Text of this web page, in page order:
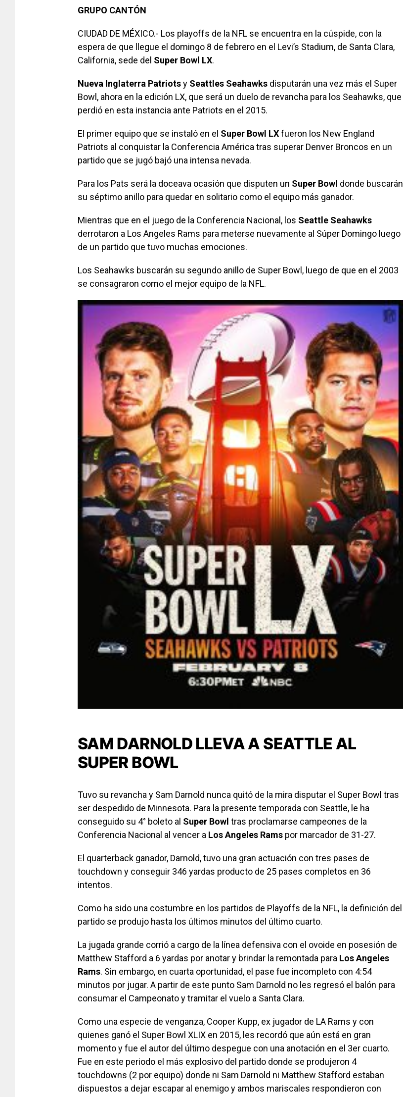
GRUPO CANTÓN
CIUDAD DE MÉXICO.- Los playoffs de la NFL se encuentra en la cúspide, con la
espera de que llegue el domingo 8 de febrero en el Levi’s Stadium, de Santa Clara,
California, sede del Super Bowl LX.
Nueva Inglaterra Patriotsy Seattles Seahawks disputarán una vez más el Super
Bowl, ahora en la edición LX, que será un duelo de revancha para los Seahawks, que
perdió en esta instancia ante Patriots en el 2015.
El primer equipo que se instaló en el Super Bowl LXfueron los New England
Patriots al conquistar la Conferencia América tras superar Denver Broncos en un
partido que se jugó bajó una intensa nevada.
Para los Pats será la doceava ocasión que disputen un Super Bowl donde buscarán
su séptimo anillo para quedar en solitario como el equipo más ganador.
Mientras que en el juego de la Conferencia Nacional, los Seattle Seahawks
derrotaron a Los Angeles Rams para meterse nuevamente al Súper Domingo luego
de un partido que tuvo muchas emociones.
Los Seahawks buscarán su segundo anillo de Super Bowl, luego de que en el 2003
se consagraron como el mejor equipo de la NFL.
SAM DARNOLD LLEVA A SEATTLE AL
SUPER BOWL
Tuvo su revancha y Sam Darnold nunca quitó de la mira disputar el Super Bowl tras
ser despedido de Minnesota. Para la presente temporada con Seattle, le ha
conseguido su 4° boleto al Super Bowl tras proclamarse campeones de la
Conferencia Nacional al vencer a Los Angeles Rams por marcador de 31-27.
El quarterback ganador, Darnold, tuvo una gran actuación con tres pases de
touchdown y conseguir 346 yardas producto de 25 pases completos en 36
intentos.
Como ha sido una costumbre en los partidos de Playoffs de la NFL, la definición del
partido se produjo hasta los últimos minutos del último cuarto.
La jugada grande corrió a cargo de la línea defensiva con el ovoide en posesión de
Matthew Stafford a 6 yardas por anotar y brindar la remontada para Los Angeles
Rams. Sin embargo, en cuarta oportunidad, el pase fue incompleto con 4:54
minutos por jugar. A partir de este punto Sam Darnold no les regresó el balón para
consumar el Campeonato y tramitar el vuelo a Santa Clara.
Como una especie de venganza, Cooper Kupp, ex jugador de LA Rams y con
quienes ganó el Super Bowl XLIX en 2015, les recordó que aún está en gran
momento y fue el autor del último despegue con una anotación en el 3er cuarto.
Fue en este periodo el más explosivo del partido donde se produjeron 4
touchdowns (2 por equipo) donde ni Sam Darnold ni Matthew Stafford estaban
dispuestos a dejar escapar al enemigo y ambos mariscales respondieron con